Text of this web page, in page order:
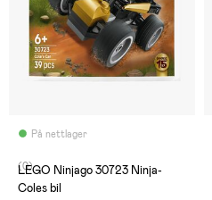
På nettlager
(0)
LEGO Ninjago 30723 Ninja-
Coles bil